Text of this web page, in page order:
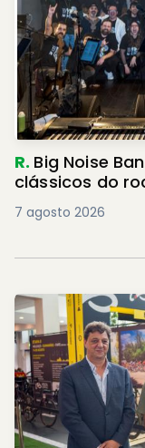
R. Big Noise
clássicos do
7 agosto 2026